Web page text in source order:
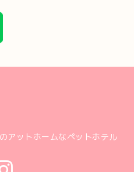
アットホームなペットホテル